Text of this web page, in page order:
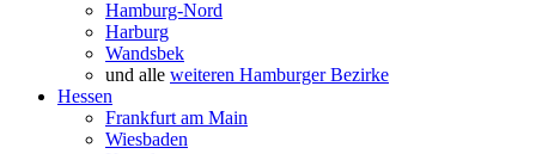
Hamburg-Nord
Harburg
Wandsbek
und alle weiteren Hamburger Bezirke
Hessen
Frankfurt am Main
Wiesbaden